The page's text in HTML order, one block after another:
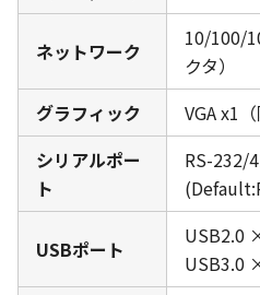
ネットワーク
10/100/
クタ）
グラフィック
VGA x1
シリアルポー
ト
RS-232/
USBポート
USB2.0
USB3.0